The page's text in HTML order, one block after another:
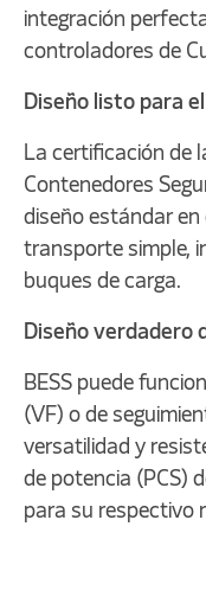
integración
controladores de
Diseño listo para
La certificación de
Contenedores
diseño estándar
transporte simple,
buques de carga.
Diseño verdadero
BESS puede
(VF) o de
versatilidad y
de potencia (PCS)
para su respectivo